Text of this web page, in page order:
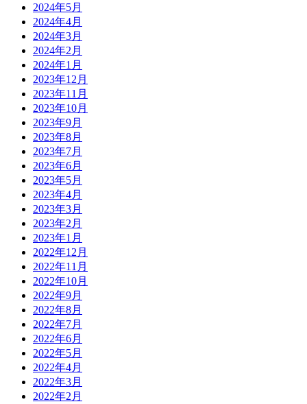
2024年5月
2024年4月
2024年3月
2024年2月
2024年1月
2023年12月
2023年11月
2023年10月
2023年9月
2023年8月
2023年7月
2023年6月
2023年5月
2023年4月
2023年3月
2023年2月
2023年1月
2022年12月
2022年11月
2022年10月
2022年9月
2022年8月
2022年7月
2022年6月
2022年5月
2022年4月
2022年3月
2022年2月